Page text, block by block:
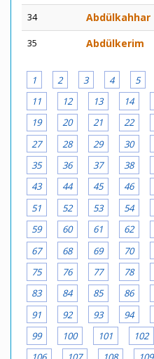
34 Abdülkahhar
35 Abdülkerim
1 2 3 4 5
11
12 13 14
19
20 21 22
27
28 29 30
35
36 37 38
43
44 45 46
51
52 53 54
59
60 61 62
67
68 69 70
75
76 77 78
83
84 85 86
91
92 93 94
99
100 101 102